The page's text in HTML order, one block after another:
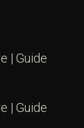
| Guide
| Guide